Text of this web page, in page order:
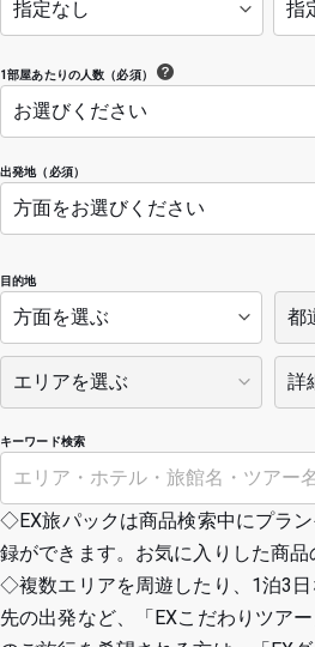
出発地（必須）
1部屋あたりの人数（必須）
目的地
キーワード検索
◇EX旅パックは商品検索中にプラ
録ができます。お気に入りした商
◇複数エリアを周遊したり、1泊3
先の出発など、「EXこだわりツア